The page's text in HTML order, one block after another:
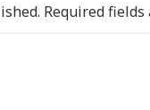
Required fields